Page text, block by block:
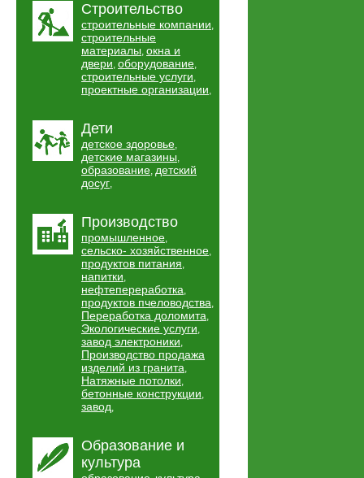
Строительство
строительные компании,
строительные
материалы, окна и
двери, оборудование,
строительные услуги,
проектные организации,
Дети
детское здоровье,
детские магазины,
образование, детский
досуг,
Производство
промышленное,
сельско- хозяйственное,
продуктов питания,
напитки,
нефтепереработка,
продуктов пчеловодства,
Переработка доломита,
Экологические услуги,
завод электроники,
Производство продажа
изделий из гранита,
Натяжные потолки,
бетонные конструкции,
завод,
Образование и
культура